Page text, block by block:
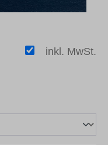
inkl. MwSt.